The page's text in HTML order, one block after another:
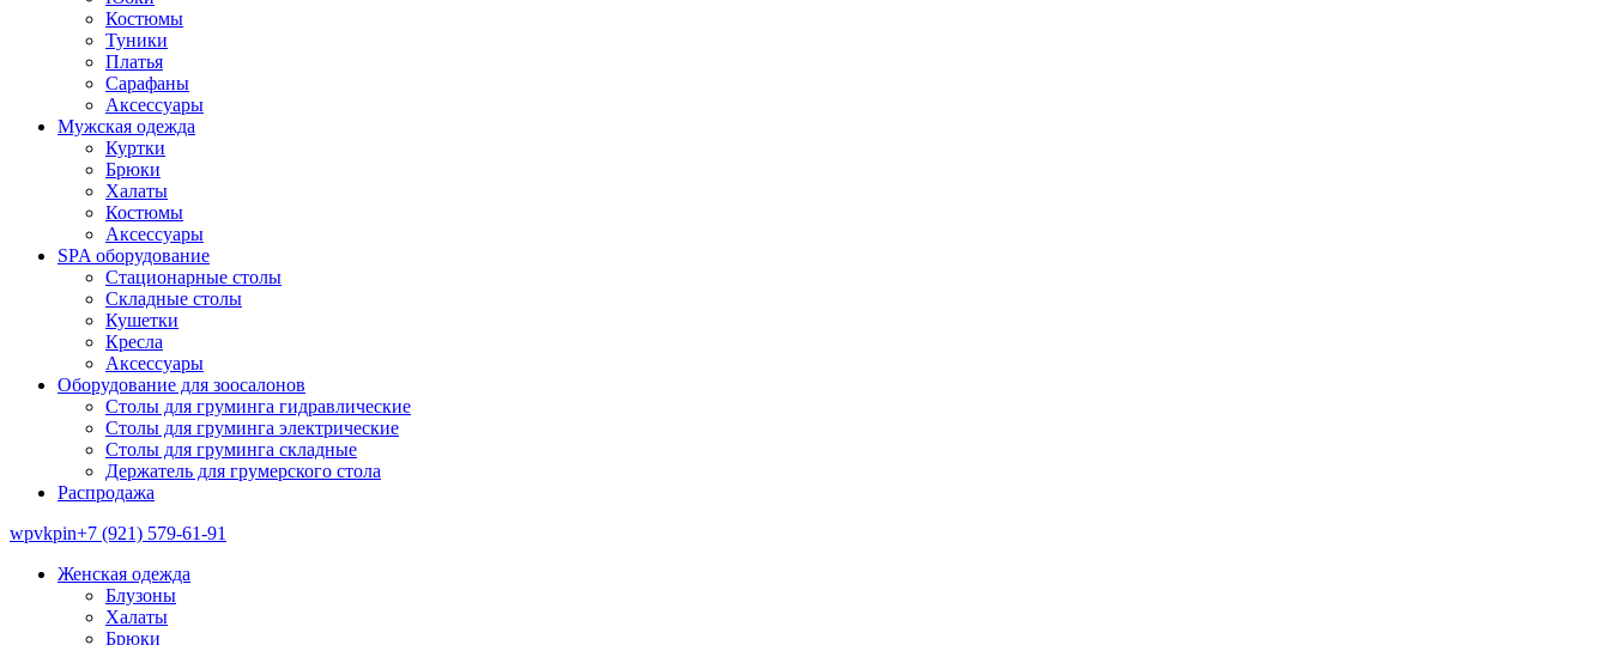
Костюмы
Туники
Платья
Сарафаны
Аксессуары
Мужская одежда
Куртки
Брюки
Халаты
Костюмы
Аксессуары
SPA оборудование
Стационарные столы
Складные столы
Кушетки
Кресла
Аксессуары
Оборудование для зоосалонов
Столы для груминга гидравлические
Столы для груминга электрические
Столы для груминга складные
Держатель для грумерского стола
Распродажа
wpvkpin+7 (921) 579-61-91
Женская одежда
Блузоны
Халаты
Брюки